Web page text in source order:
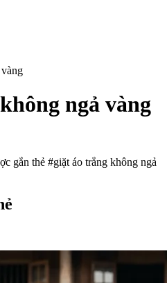
ngả vàng
gắn thẻ #giặt áo trắng không ngả